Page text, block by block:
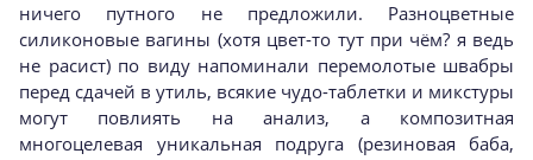
ничего путного не предложили. Разноцветные
силиконовые вагины (хотя цвет-то тут при чём? я ведь
не расист) по виду напоминали перемолотые швабры
перед сдачей в утиль, всякие чудо-таблетки и микстуры
могут повлиять на анализ, а композитная
многоцелевая уникальная подруга (резиновая баба,